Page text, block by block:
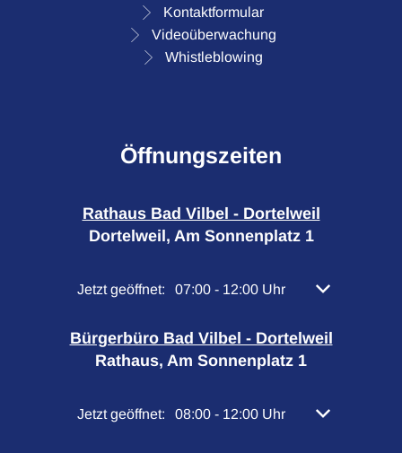
Kontaktformular
Videoüberwachung
Whistleblowing
Öffnungszeiten
Rathaus Bad Vilbel - Dortelweil
Dortelweil, Am Sonnenplatz 1
Klicken, um weitere Öffnungs- oder Schließzeiten
Jetzt geöffnet: 07:00 - 12:00 Uhr Von 07:00 bis
Bürgerbüro Bad Vilbel - Dortelweil
Rathaus, Am Sonnenplatz 1
Klicken, um weitere Öffnungs- oder Schließzeiten
Jetzt geöffnet: 08:00 - 12:00 Uhr Von 08:00 bis